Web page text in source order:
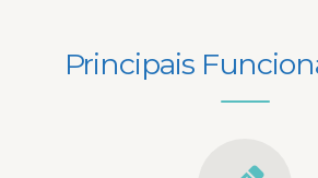
Principais